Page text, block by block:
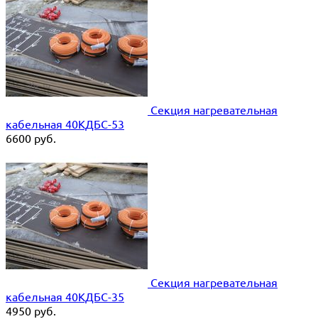
Секция нагревательная
кабельная 40КДБС-53
6600 руб.
Секция нагревательная
кабельная 40КДБС-35
4950 руб.